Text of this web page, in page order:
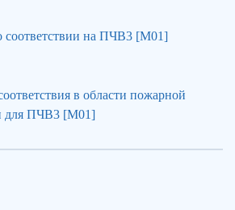
соответствии на ПЧВ3 [М01]
в области пожарной
для ПЧВ3 [М01]